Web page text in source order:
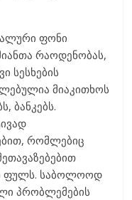
ფონი
რაოდენობას,
სესხების
მიაკითხოს
ბანკებს.
რომლებიც
ფულს. საბოლოოდ
პრობლემების